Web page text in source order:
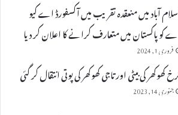
آباد میں منعقدہ تقریب میں آکسفورڈ اے کیو
کو پاکستان میں متعارف کرانے کا اعلان کر دیا
فروری 1, 2024
کھوکھر کی بیٹی اور تاجی کھوکھر کی پوتی انتقال کر گئی
جنوری 14, 2023